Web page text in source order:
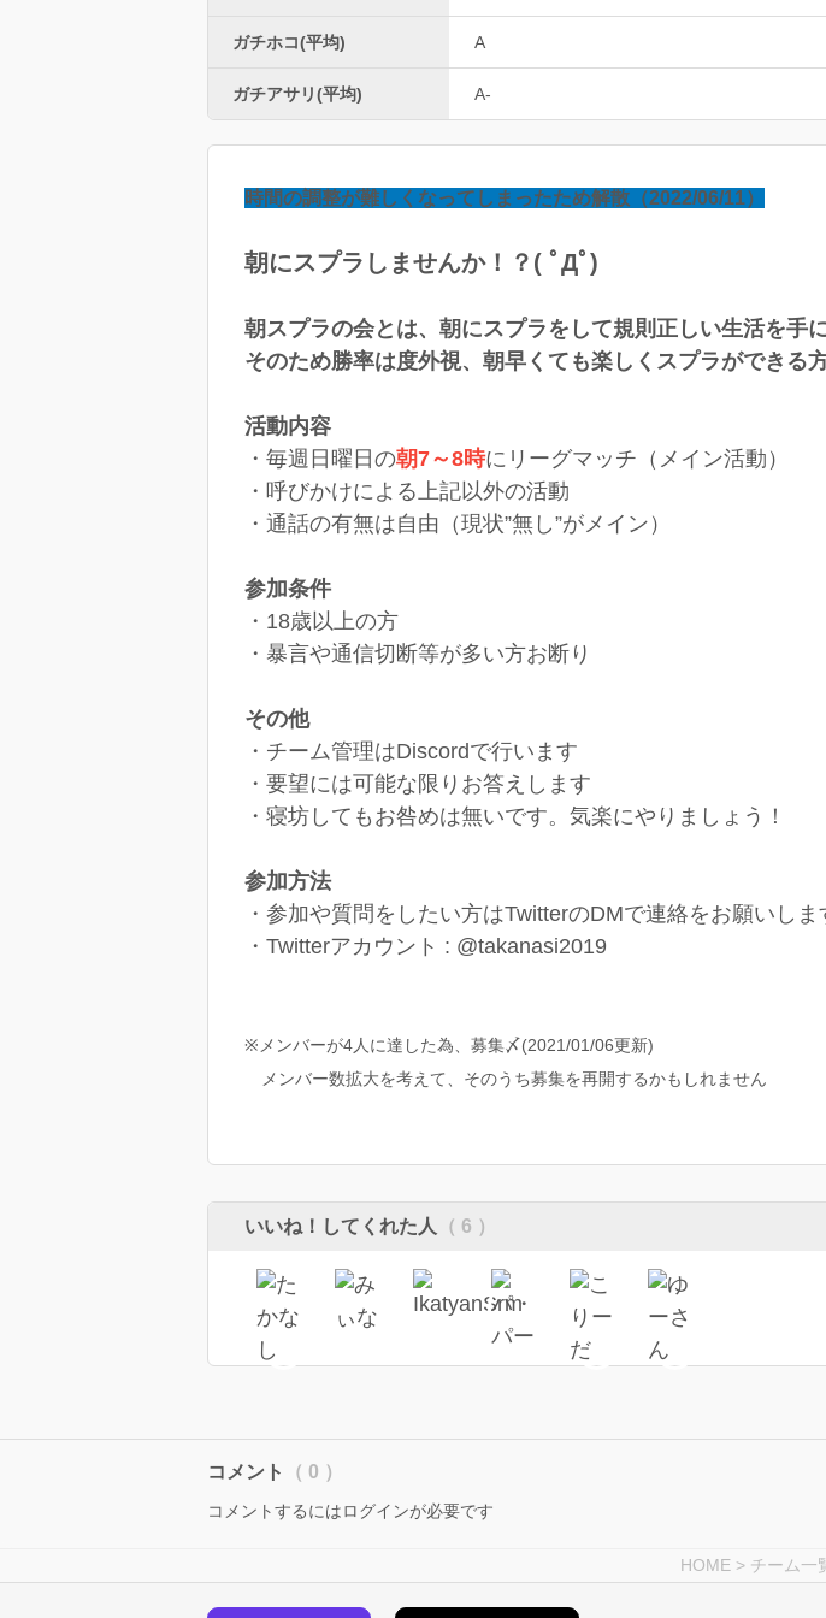
ガチホコ(平均) A
ガチアサリ(平均) A-
時間の調整が難しくなってしまったため解散（2022/06/11）
朝にスプラしませんか！？( ﾟДﾟ)
朝スプラの会とは、朝にスプラをして規則正しい生活を手
そのため勝率は度外視、朝早くても楽しくスプラができる
活動内容
・毎週日曜日の朝7～8時にリーグマッチ（メイン活動）
・呼びかけによる上記以外の活動
・通話の有無は自由（現状”無し”がメイン）
参加条件
・18歳以上の方
・暴言や通信切断等が多い方お断り
その他
・チーム管理はDiscordで行います
・要望には可能な限りお答えします
・寝坊してもお咎めは無いです。気楽にやりましょう！
参加方法
・参加や質問をしたい方はTwitterのDMで連絡をお願いしま
・Twitterアカウント : @takanasi2019
※メンバーが4人に達した為、募集〆(2021/01/06更新)
メンバー数拡大を考えて、そのうち募集を再開するかもしれません
いいね！してくれた人 （ 6 ）
コメント （ 0 ）
コメントするにはログインが必要です
HOME > チーム一